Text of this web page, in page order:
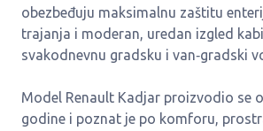
obezbeđuju maksimalnu zaštitu
trajanja i moderan, uredan izgled
svakodnevnu gradsku i van‑gradski
Model Renault Kadjar proizvodio se
godine i poznat je po komforu,